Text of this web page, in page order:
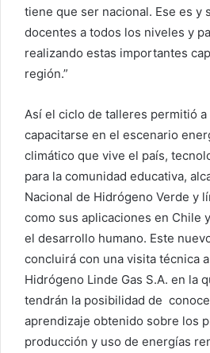
tiene que ser nacional. Ese es y
docentes a todos los niveles y
realizando estas importantes
región.”
Así el ciclo de talleres permitió
capacitarse en el escenario
climático que vive el país,
para la comunidad educativa,
Nacional de Hidrógeno Verde y
como sus aplicaciones en Chile
el desarrollo humano. Este
concluirá con una visita técnica
Hidrógeno Linde Gas S.A. en la
tendrán la posibilidad de
aprendizaje obtenido sobre los
producción y uso de energías